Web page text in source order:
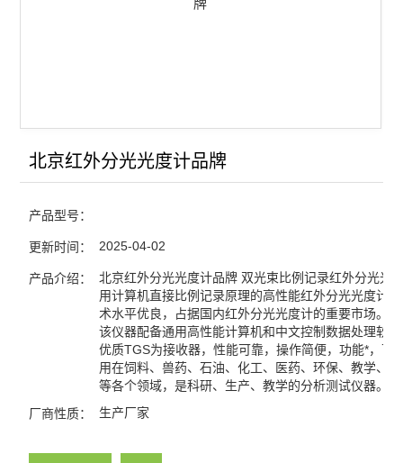
北京红外分光光度计品牌
产品型号：
更新时间： 2025-04-02
产品介绍：
北京红外分光光度计品牌 双光束比例记录红外分光光
用计算机直接比例记录原理的高性能红外分光光度计
术水平优良，占据国内红外分光光度计的重要市场。
该仪器配备通用高性能计算机和中文控制数据处理软
优质TGS为接收器，性能可靠，操作简便，功能*，可
用在饲料、兽药、石油、化工、医药、环保、教学、
等各个领域，是科研、生产、教学的分析测试仪器。
厂商性质： 生产厂家